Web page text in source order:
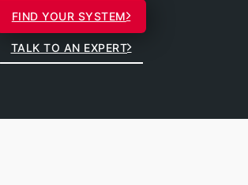
FIND YOUR SYSTEM
TALK TO AN EXPERT